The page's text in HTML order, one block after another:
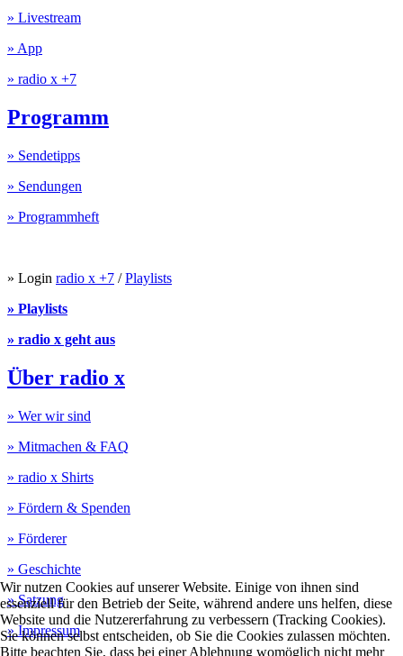
» Livestream
» App
» radio x +7
Programm
» Sendetipps
» Sendungen
» Programmheft
» Login radio x +7 /Playlists
» Playlists
» radio x geht aus
Über radio x
» Wer wir sind
» Mitmachen & FAQ
» radio x Shirts
» Fördern & Spenden
» Förderer
» Geschichte
» Satzung
» Impressum
Wir nutzen Cookies auf unserer Website. Einige von ihnen sind
essenziell für den Betrieb der Seite, während andere uns helfen, diese
Website und die Nutzererfahrung zu verbessern (Tracking Cookies).
Sie können selbst entscheiden, ob Sie die Cookies zulassen möchten.
Bitte beachten Sie, dass bei einer Ablehnung womöglich nicht mehr